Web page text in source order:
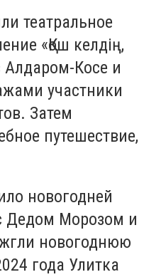
театральное
«Қош келдің,
Косе и
участники
Затем
путешествие,
новогодней
Дедом Морозом и
новогоднюю
года Улитка